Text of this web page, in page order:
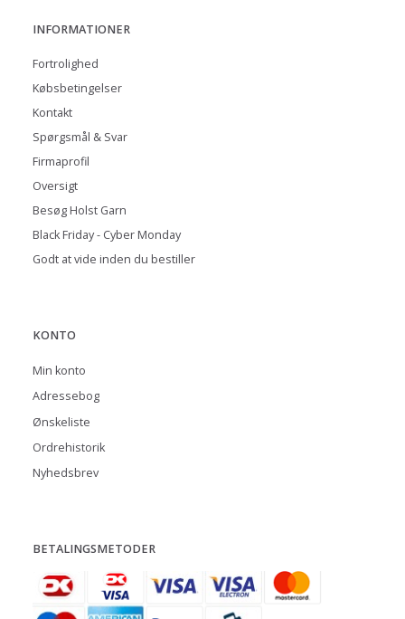
INFORMATIONER
Fortrolighed
Købsbetingelser
Kontakt
Spørgsmål & Svar
Firmaprofil
Oversigt
Besøg Holst Garn
Black Friday - Cyber Monday
Godt at vide inden du bestiller
KONTO
Min konto
Adressebog
Ønskeliste
Ordrehistorik
Nyhedsbrev
BETALINGSMETODER